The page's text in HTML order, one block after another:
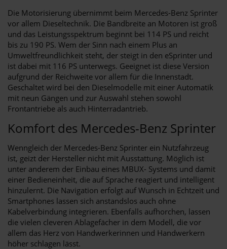
Die Motorisierung übernimmt beim Mercedes-Benz Sprinter
vor allem Dieseltechnik. Die Bandbreite an Motoren ist groß
und das Leistungsspektrum beginnt bei 114 PS und reicht
bis zu 190 PS. Wem der Sinn nach einem Plus an
Umweltfreundlichkeit steht, der steigt in den eSprinter und
ist dabei mit 116 PS unterwegs. Geeignet ist diese Version
aufgrund der Reichweite vor allem für die Innenstadt.
Geschaltet wird bei den Dieselmodelle mit einer Automatik
mit neun Gängen und zur Auswahl stehen sowohl
Frontantriebe als auch Hinterradantrieb.
Komfort des Mercedes-Benz Sprinter
Wenngleich der Mercedes-Benz Sprinter ein Nutzfahrzeug
ist, geizt der Hersteller nicht mit Ausstattung. Möglich ist
unter anderem der Einbau eines MBUX- Systems und damit
einer Bedieneinheit, die auf Sprache reagiert und intelligent
hinzulernt. Die Navigation erfolgt auf Wunsch in Echtzeit und
Smartphones lassen sich anstandslos auch ohne
Kabelverbindung integrieren. Ebenfalls aufhorchen, lassen
die vielen cleveren Ablagefächer in dem Modell, die vor
allem das Herz von Handwerkerinnen und Handwerkern
höher schlagen lässt.